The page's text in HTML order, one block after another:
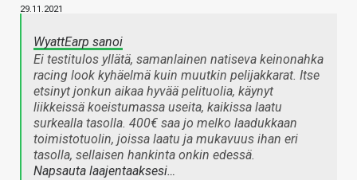
29.11.2021
WyattEarp sanoi
Ei testitulos yllätä, samanlainen natiseva keinonahka
racing look kyhäelmä kuin muutkin pelijakkarat. Itse
etsinyt jonkun aikaa hyvää pelituolia, käynyt
liikkeissä koeistumassa useita, kaikissa laatu
surkealla tasolla. 400€ saa jo melko laadukkaan
toimistotuolin, joissa laatu ja mukavuus ihan eri
tasolla, sellaisen hankinta onkin edessä.
Napsauta laajentaaksesi…